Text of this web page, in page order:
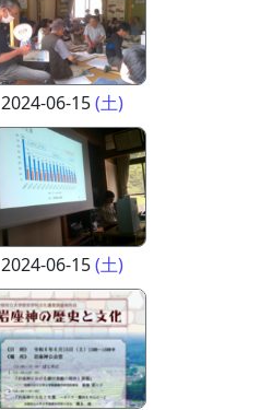
2024-06-15(土)
2024-06-15(土)